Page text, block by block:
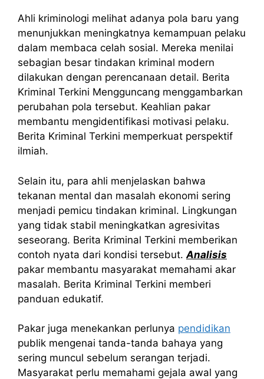
Ahli kriminologi melihat adanya pola baru yang
menunjukkan meningkatnya kemampuan pelaku
dalam membaca celah sosial. Mereka menilai
sebagian besar tindakan kriminal modern
dilakukan dengan perencanaan detail. Berita
Kriminal Terkini Mengguncang menggambarkan
perubahan pola tersebut. Keahlian pakar
membantu mengidentifikasi motivasi pelaku.
Berita Kriminal Terkini memperkuat perspektif
ilmiah.
Selain itu, para ahli menjelaskan bahwa
tekanan mental dan masalah ekonomi sering
menjadi pemicu tindakan kriminal. Lingkungan
yang tidak stabil meningkatkan agresivitas
seseorang. Berita Kriminal Terkini memberikan
contoh nyata dari kondisi tersebut. Analisis
pakar membantu masyarakat memahami akar
masalah. Berita Kriminal Terkini memberi
panduan edukatif.
Pakar juga menekankan perlunya pendidikan
publik mengenai tanda-tanda bahaya yang
sering muncul sebelum serangan terjadi.
Masyarakat perlu memahami gejala awal yang